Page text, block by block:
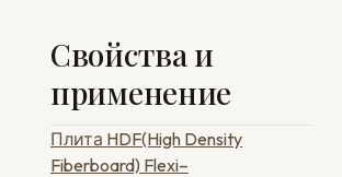
Свойства и
применение
Плита HDF(High Density
Fiberboard) Flexi–